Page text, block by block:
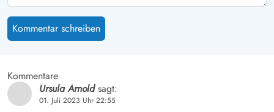
Kommentar schreiben
Kommentare
Ursula Arnoldsagt:
01. Juli 2023 Uhr 22:55